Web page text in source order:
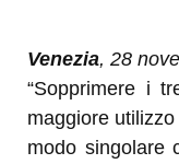
Venezia, 28
“Sopprimere i
maggiore
modo singolare